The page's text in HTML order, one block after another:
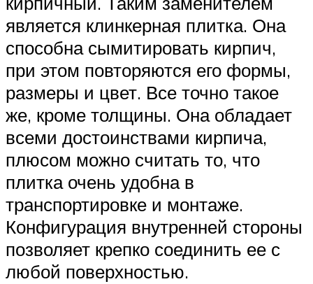
является клинкерная плитка. Она
способна сымитировать кирпич,
при этом повторяются его формы,
размеры и цвет. Все точно такое
же, кроме толщины. Она обладает
всеми достоинствами кирпича,
плюсом можно считать то, что
плитка очень удобна в
транспортировке и монтаже.
Конфигурация внутренней стороны
позволяет крепко соединить ее с
любой поверхностью.